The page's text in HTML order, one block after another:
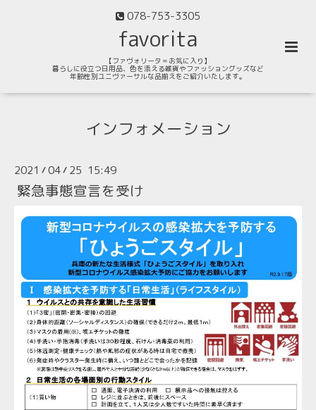
078-753-3305
favorita
【ファヴォリータ＝お気に入り】
暮らしに役立つ日用品、色を添える雑貨やファッショングッズなど
年齢性別ユニヴァーサルな品揃えをご紹介いたします。
インフォメーション
2021 /04/ 25 15:49
緊急事態宣言を受け